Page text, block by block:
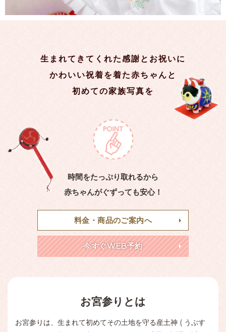
生まれてきてくれた感謝とお祝いに
かわいい祝着を着た赤ちゃんと
初めての家族写真を
時間をたっぷり取れるから
赤ちゃんがぐずっても安心！
料金・商品のご案内へ
今すぐWEB予約
お宮参りとは
お宮参りは、生まれて初めてその土地を守る産土神 ( うぶす